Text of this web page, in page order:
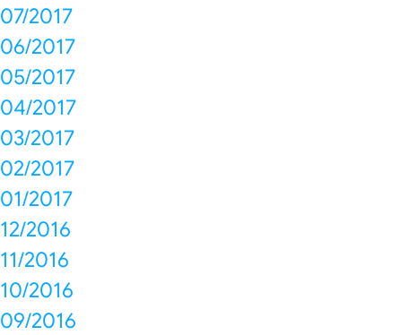
07/2017
06/2017
05/2017
04/2017
03/2017
02/2017
01/2017
12/2016
11/2016
10/2016
09/2016